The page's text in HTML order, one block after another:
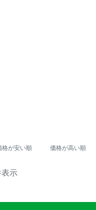
格が安い順 価格が高い順
表示